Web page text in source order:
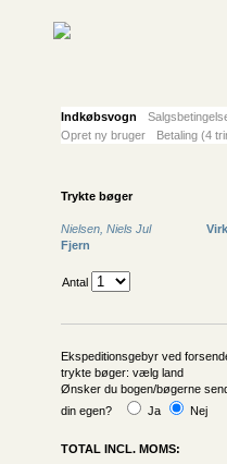
Indkøbsvogn
Opret ny bruger
Betaling (4
Trykte bøger
Nielsen, Niels Jul
Fjern
Antal
Ekspeditionsgebyr ved
trykte bøger: vælg land
Ønsker du bogen/bøgerne
din egen?
Ja Nej
TOTAL INCL. MOMS: